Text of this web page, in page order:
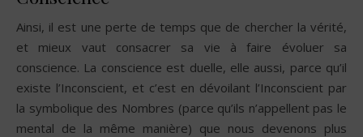
Ainsi, il est une perte de temps que de chercher la vérité,
et mieux vaut consacrer sa vie à faire évoluer sa
conscience. La conscience est duelle, elle aussi, parce qu’il
existe l’Inconscient, et c’est en dévoilant l’Inconscient par
la symbolique des Nombres (parce qu’ils n’appellent pas le
mental de la même manière) que nous devenons plus